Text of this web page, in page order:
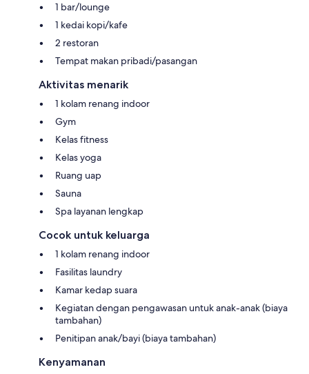
1 bar/lounge
1 kedai kopi/kafe
2 restoran
Tempat makan pribadi/pasangan
Aktivitas menarik
1 kolam renang indoor
Gym
Kelas fitness
Kelas yoga
Ruang uap
Sauna
Spa layanan lengkap
Cocok untuk keluarga
1 kolam renang indoor
Fasilitas laundry
Kamar kedap suara
Kegiatan dengan pengawasan untuk anak-anak (biaya
tambahan)
Penitipan anak/bayi (biaya tambahan)
Kenyamanan